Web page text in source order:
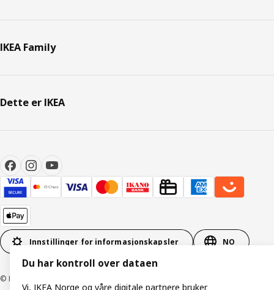
IKEA Family
Dette er IKEA
Innstillinger for informasjonskapsler NO
© Inter IKEA Systems B.V. 1999–2026
Du har kontroll over dataen
Vi, IKEA Norge og våre digitale partnere bruker